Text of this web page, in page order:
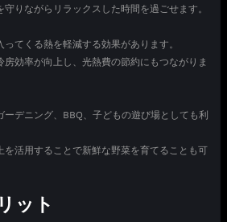
りながらリラックスした時間を過ごせます。
てくる熱を軽減する効果があります。
房効率が向上し、光熱費の節約にもつながりま
ーデニング、BBQ、子どもの遊び場としても利
を活用することで新鮮な野菜を育てることも可
ット